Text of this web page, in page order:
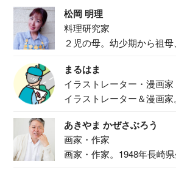
松岡 明理
料理研究家
２児の母。幼少期から祖
まるはま
イラストレーター・漫画家
イラストレーター＆漫画
あきやま かぜさぶろう
画家・作家
画家・作家。1948年長崎県